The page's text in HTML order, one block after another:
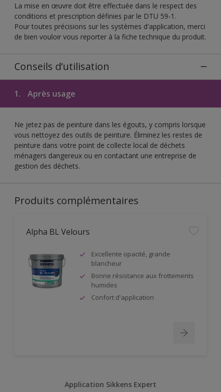
La mise en œuvre doit être effectuée dans le respect des
conditions et prescription définies par le DTU 59-1.
Pour toutes précisions sur les systèmes d'application, merci
de bien vouloir vous reporter à la fiche technique du produit.
Conseils d’utilisation
1. Après usage
Ne jetez pas de peinture dans les égouts, y compris lorsque
vous nettoyez des outils de peinture. Éliminez les restes de
peinture dans votre point de collecte local de déchets
ménagers dangereux ou en contactant une entreprise de
gestion des déchets.
Produits complémentaires
Alpha BL Velours
Excellente opacité, grande
blancheur
Bonne résistance aux frottements
humides
Confort d'application
Application Sikkens Expert